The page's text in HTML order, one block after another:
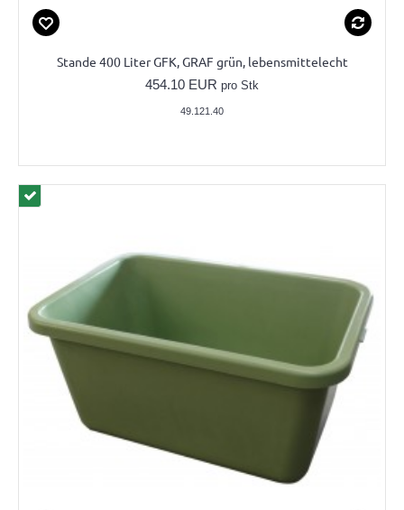
Stande 400 Liter GFK, GRAF grün, lebensmittelecht
454.10 EUR pro Stk
49.121.40